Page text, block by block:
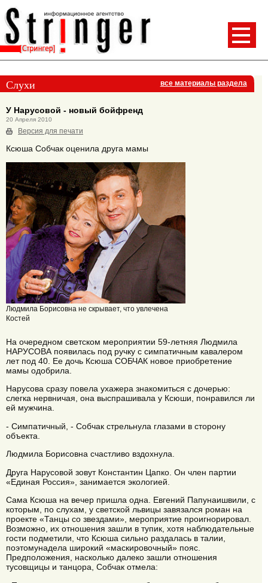
Слухи все материалы раздела
У Нарусовой - новый бойфренд
20 Апреля 2010
Версия для печати
Ксюша Собчак оценила друга мамы
Людмила Борисовна не скрывает, что увлечена
Костей
На очередном светском мероприятии 59-летняя Людмила
НАРУСОВА появилась под ручку с симпатичным кавалером
лет под 40. Ее дочь Ксюша СОБЧАК новое приобретение
мамы одобрила.
Нарусова сразу повела ухажера знакомиться с дочерью:
слегка нервничая, она выспрашивала у Ксюши, понравился ли
ей мужчина.
- Симпатичный, - Собчак стрельнула глазами в сторону
объекта.
Людмила Борисовна счастливо вздохнула.
Друга Нарусовой зовут Константин Цапко. Он член партии
«Единая Россия», занимается экологией.
Сама Ксюша на вечер пришла одна. Евгений Папунаишвили, с
которым, по слухам, у светской львицы завязался роман на
проекте «Танцы со звездами», мероприятие проигнорировал.
Возможно, их отношения зашли в тупик, хотя наблюдательные
гости подметили, что Ксюша сильно раздалась в талии,
поэтомунадела широкий «маскировочный» пояс.
Предположения, насколько далеко зашли отношения
тусовщицы и танцора, Собчак отмела: